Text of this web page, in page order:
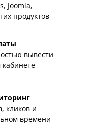
Joomla,
продуктов
вывести
кликов и
времени